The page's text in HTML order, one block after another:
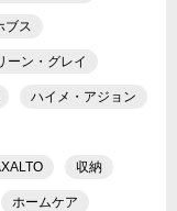
ブス
ーン・グレイ
ハイメ・アジョン
収納
ホームケア